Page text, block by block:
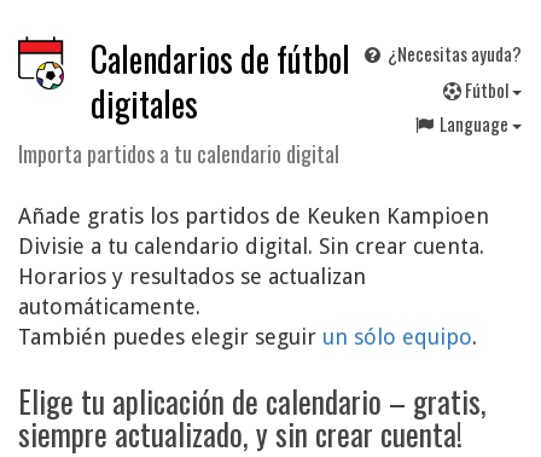
Calendarios de fútbol
digitales
Importa partidos a tu calendario digital
¿Necesitas ayuda?
Fútbol
Language
Añade gratis los partidos de Keuken Kampioen
Divisie a tu calendario digital. Sin crear cuenta.
Horarios y resultados se actualizan
automáticamente.
También puedes elegir seguir un sólo equipo.
Elige tu aplicación de calendario – gratis,
siempre actualizado, y sin crear cuenta!